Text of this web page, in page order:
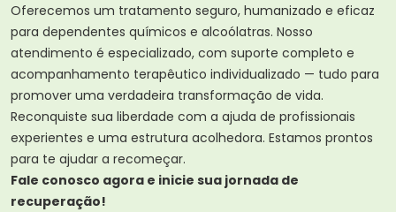
Oferecemos um tratamento seguro, humanizado e eficaz
para dependentes químicos e alcoólatras. Nosso
atendimento é especializado, com suporte completo e
acompanhamento terapêutico individualizado — tudo para
promover uma verdadeira transformação de vida.
Reconquiste sua liberdade com a ajuda de profissionais
experientes e uma estrutura acolhedora. Estamos prontos
para te ajudar a recomeçar.
Fale conosco agora e inicie sua jornada de
recuperação!